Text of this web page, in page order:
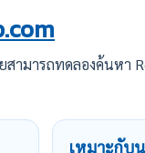
มารถทดลองค้นหา
เหมาะกับ